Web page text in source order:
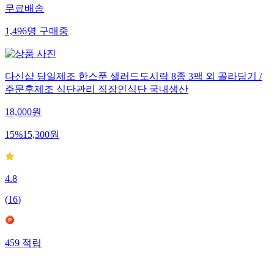
무료배송
1,496명구매중
다신샵 당일제조 한스푼 샐러드도시락 8종 3팩 외 골라담기 /
주문후제조 식단관리 직장인식단 국내생산
18,000원
15%15,300원
4.8
(16)
459적립